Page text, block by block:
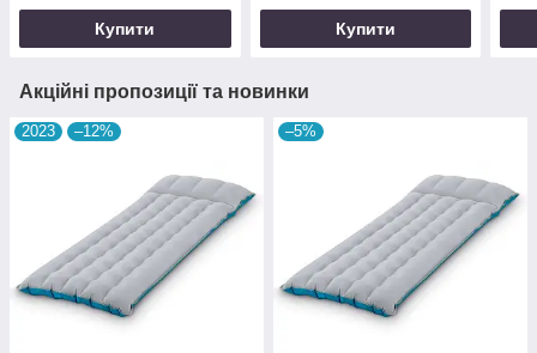
Купити Купити
Акційні пропозиції та новинки
2023 –12% –5%